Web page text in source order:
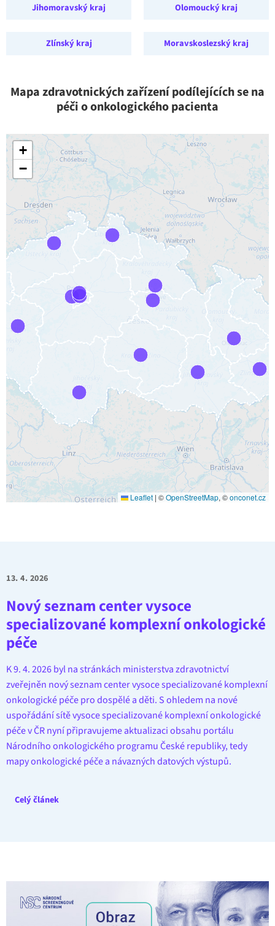
Jihomoravský kraj Olomoucký kraj
Zlínský kraj Moravskoslezský kraj
Mapa zdravotnických zařízení podílejících se na
péči o onkologického pacienta
+
−
Leaflet | ©OpenStreetMap, ©onconet.cz
13. 4. 2026
Nový seznam center vysoce
specializované komplexní onkologické
péče
K 9. 4. 2026 byl na stránkách ministerstva zdravotnictví
zveřejněn nový seznam center vysoce specializované komplexní
onkologické péče pro dospělé a děti. S ohledem na nové
uspořádání sítě vysoce specializované komplexní onkologické
péče v ČR nyní připravujeme aktualizaci obsahu portálu
Národního onkologického programu České republiky, tedy
mapy onkologické péče a návazných datových výstupů.
Celý článek